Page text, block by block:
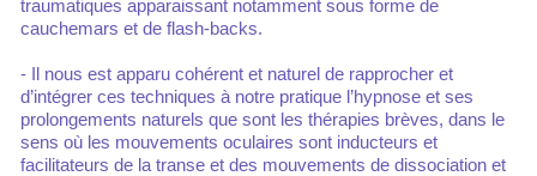
traumatiques apparaissant notamment sous forme de
cauchemars et de flash-backs.
- Il nous est apparu cohérent et naturel de rapprocher et
d’intégrer ces techniques à notre pratique l’hypnose et ses
prolongements naturels que sont les thérapies brèves, dans le
sens où les mouvements oculaires sont inducteurs et
facilitateurs de la transe et des mouvements de dissociation et